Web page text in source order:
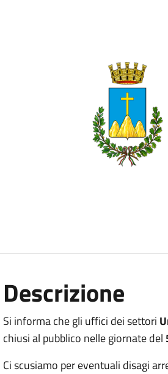
Descrizione
Si informa che gli uffici dei settori
chiusi al pubblico nelle giornate del
Ci scusiamo per eventuali disagi